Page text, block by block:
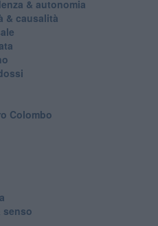
& autonomia
& causalità
Colombo
senso